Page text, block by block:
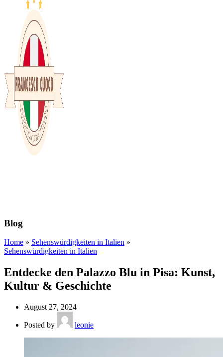
Blog
Home » Sehenswürdigkeiten in Italien »
Sehenswürdigkeiten in Italien
Entdecke den Palazzo Blu in Pisa: Kunst,
Kultur & Geschichte
August 27, 2024
Posted by leonie